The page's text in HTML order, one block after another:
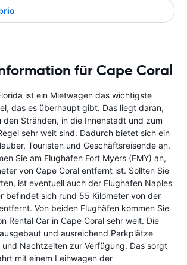
für Cape Coral
ist ein Mietwagen das wichtigste
das es überhaupt gibt. Das liegt daran,
den Stränden, in die Innenstadt und zum
sehr weit sind. Dadurch bietet sich ein
Touristen und Geschäftsreisende an.
Sie am Flughafen Fort Myers (FMY) an,
von Cape Coral entfernt ist. Sollten Sie
ist eventuell auch der Flughafen Naples
befindet sich rund 55 Kilometer von der
Von beiden Flughäfen kommen Sie
Rental Car in Cape Coral sehr weit. Die
und ausreichend Parkplätze
und Nachtzeiten zur Verfügung. Das sorgt
mit einem Leihwagen der